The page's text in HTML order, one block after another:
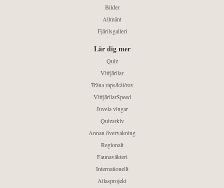
Bilder
Allmänt
Fjärilsgalleri
Lär dig mer
Quiz
Vitfjärilar
Träna raps/kål/rov
VitfjärilarSpeed
Juvela vingar
Quizarkiv
Annan övervakning
Regionalt
Faunaväkteri
Internationellt
Atlasprojekt